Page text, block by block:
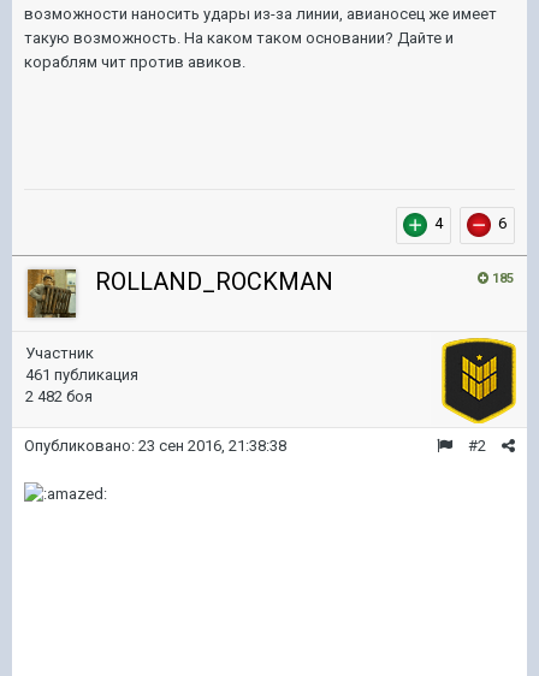
возможности наносить удары из-за линии, авианосец же имеет
такую возможность. На каком таком основании? Дайте и
кораблям чит против авиков.
4 6
185
ROLLAND_ROCKMAN
Участник
461 публикация
2 482 боя
#2
Опубликовано: 23 сен 2016, 21:38:38